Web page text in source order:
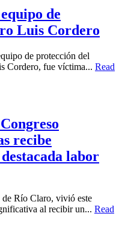
de
Luis Cordero
de protección del
Cordero, fue víctima... Read
recibe
labor
de Río Claro, vivió este
al recibir un... Read